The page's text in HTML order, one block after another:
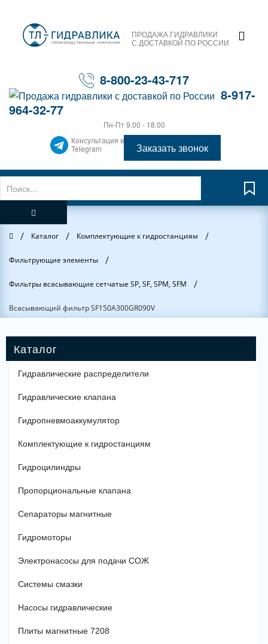
ПРОДАЖА ГИДРАВЛИКИ
С ДОСТАВКОЙ ПО РОССИИ
8-800-23-43-717
8-917-
964-32-77
Пн-Пт 9.00 - 18.00
Консультация в
Telegram
Заказать звонок
Главная
/ Каталог / Комплектующие к гидростанциям /
Фильтрующие элементы /
Фильтры всасывающие сетчатые SP, SF, SPM, SFM /
Всасывающий фильтр SF150A300GR090V
Гидравлические распределители
Гидравлические клапана
Гидропневмоаккумулятор
Комплектующие к гидростанциям
Гидроцилиндры
Пропорциональные клапана
Сепараторы магнитные
Гидромоторы
Электронасосы для подачи СОЖ
Системы смазки
Насосы гидравлические
Плиты магнитные 7208